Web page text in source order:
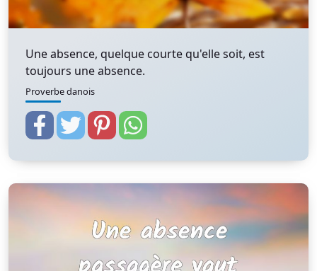
Une absence, quelque courte qu'elle soit, est
toujours une absence.
Proverbe danois